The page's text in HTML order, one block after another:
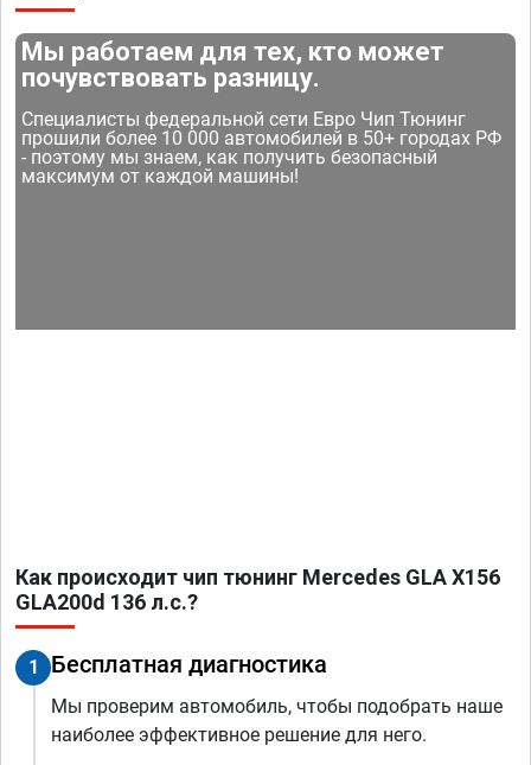
Мы работаем для тех, кто может
почувствовать разницу.
Специалисты федеральной сети Евро Чип Тюнинг
прошили более 10 000 автомобилей в 50+ городах РФ
- поэтому мы знаем, как получить безопасный
максимум от каждой машины!
Как происходит чип тюнинг Mercedes GLA X156
GLA200d 136 л.с.?
1 Бесплатная диагностика
Мы проверим автомобиль, чтобы подобрать наше
наиболее эффективное решение для него.